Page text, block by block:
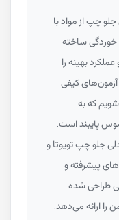
از مواد با
ساخته
بهینه را
کیفی
که به
پایبند است.
چپ تویوتا و
پیشرفته و
شده
می‌دهد.